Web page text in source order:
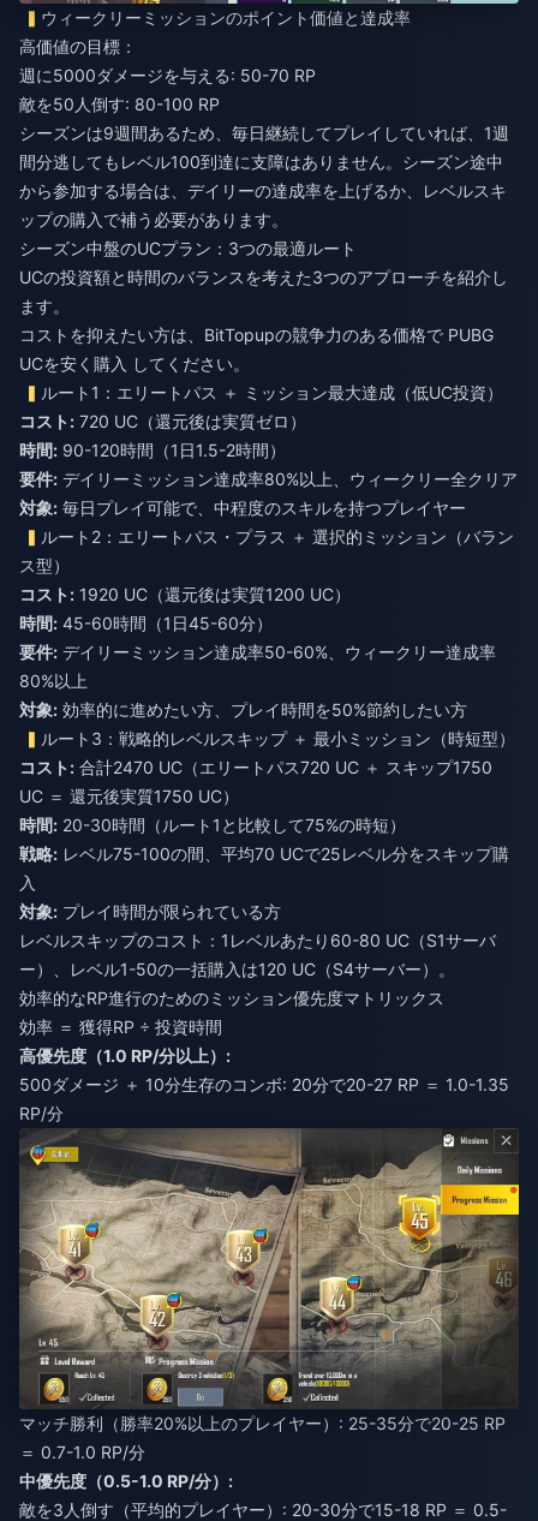
ウィークリーミッションのポイント価値と達成率
高価値の目標：
週に5000ダメージを与える: 50-70 RP
敵を50人倒す: 80-100 RP
シーズンは9週間あるため、毎日継続してプレイしていれば、1週
間分逃してもレベル100到達に支障はありません。シーズン途中
から参加する場合は、デイリーの達成率を上げるか、レベルスキ
ップの購入で補う必要があります。
シーズン中盤のUCプラン：3つの最適ルート
UCの投資額と時間のバランスを考えた3つのアプローチを紹介し
ます。
コストを抑えたい方は、BitTopupの競争力のある価格で PUBG
UCを安く購入 してください。
ルート1：エリートパス ＋ ミッション最大達成（低UC投資）
コスト: 720 UC（還元後は実質ゼロ）
時間: 90-120時間（1日1.5-2時間）
要件: デイリーミッション達成率80%以上、ウィークリー全クリア
対象: 毎日プレイ可能で、中程度のスキルを持つプレイヤー
ルート2：エリートパス・プラス ＋ 選択的ミッション（バラン
ス型）
コスト: 1920 UC（還元後は実質1200 UC）
時間: 45-60時間（1日45-60分）
要件: デイリーミッション達成率50-60%、ウィークリー達成率
80%以上
対象: 効率的に進めたい方、プレイ時間を50%節約したい方
ルート3：戦略的レベルスキップ ＋ 最小ミッション（時短型）
コスト: 合計2470 UC（エリートパス720 UC ＋ スキップ1750
UC ＝ 還元後実質1750 UC）
時間: 20-30時間（ルート1と比較して75%の時短）
戦略: レベル75-100の間、平均70 UCで25レベル分をスキップ購
入
対象: プレイ時間が限られている方
レベルスキップのコスト：1レベルあたり60-80 UC（S1サーバ
ー）、レベル1-50の一括購入は120 UC（S4サーバー）。
効率的なRP進行のためのミッション優先度マトリックス
効率 ＝ 獲得RP ÷ 投資時間
高優先度（1.0 RP/分以上）:
500ダメージ ＋ 10分生存のコンボ: 20分で20-27 RP ＝ 1.0-1.35
RP/分
マッチ勝利（勝率20%以上のプレイヤー）: 25-35分で20-25 RP
＝ 0.7-1.0 RP/分
中優先度（0.5-1.0 RP/分）:
敵を3人倒す（平均的プレイヤー）: 20-30分で15-18 RP ＝ 0.5-